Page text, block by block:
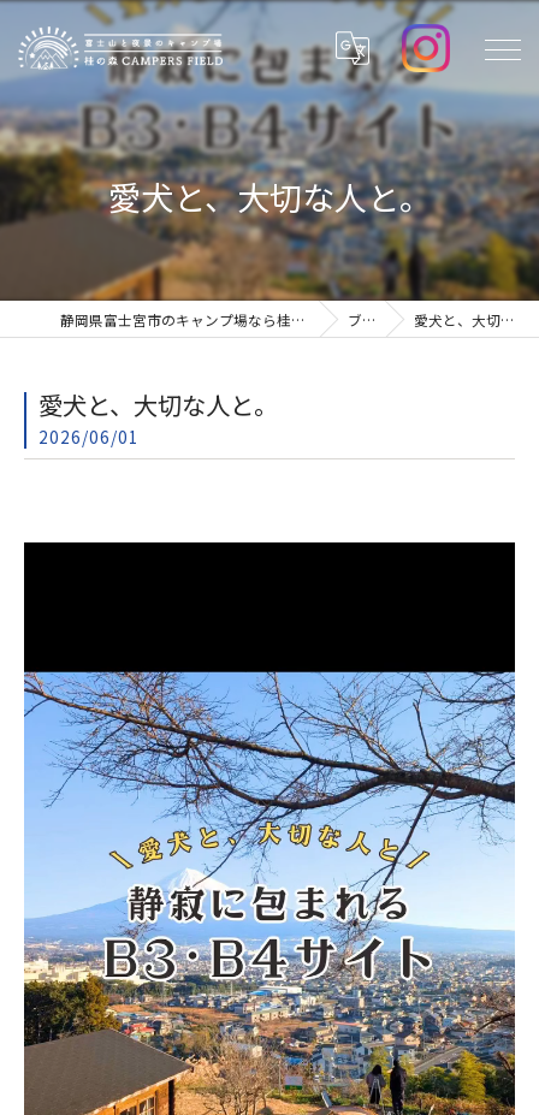
愛犬と、大切な人と。
静岡県富士宮市のキャンプ場なら桂の森CAMPERSFIELD ブログ 愛犬と、大切な人と。
愛犬と、大切な人と。
2026/06/01